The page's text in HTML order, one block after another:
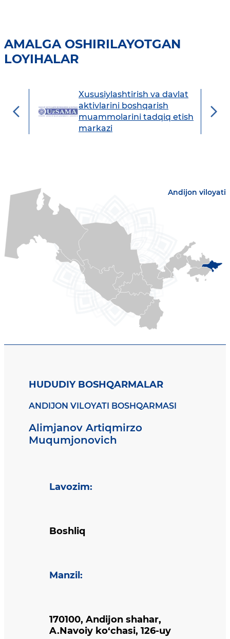
AMALGA OSHIRILAYOTGAN
LOYIHALAR
Xususiylashtirish va davlat
aktivlarini boshqarish
muammolarini tadqiq etish
markazi
Andijon viloyati
HUDUDIY BOSHQARMALAR
ANDIJON VILOYATI BOSHQARMASI
Alimjanov Artiqmirzo
Muqumjonovich
Lavozim:
Boshliq
Manzil :
170100, Andijon shahar,
A.Navoiy ko‘chasi, 126-uy